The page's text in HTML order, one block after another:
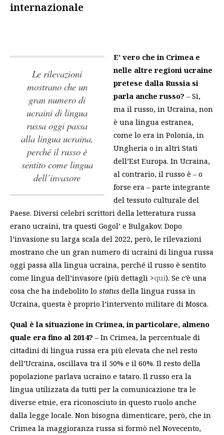
internazionale
le rilevazioni
mostrano che un
gran numero di
ucraini di lingua
russa oggi passa
alla lingua ucraina,
perché il russo è
sentito come lingua
dell’invasore
E’ vero che in Crimea e
nelle altre regioni ucraine
pretese dalla Russia si
parla anche russo? – Sì,
ma il russo, in Ucraina, non
è una lingua estranea,
come lo era in Polonia, in
Ungheria o in altri Stati
dell’Est Europa. In Ucraina,
al contrario, il russo è – o
forse era – parte integrante
del tessuto culturale del
Paese. Diversi celebri scrittori della letteratura russa
erano ucraini, tra questi Gogol’ e Bulgakov. Dopo
l’invasione su larga scala del 2022, però, le rilevazioni
mostrano che un gran numero di ucraini di lingua russa
oggi passa alla lingua ucraina, perché il russo è sentito
come lingua dell’invasore (più dettagli >qui). Se c’è una
cosa che ha indebolito lo status della lingua russa in
Ucraina, questa è proprio l’intervento militare di Mosca.
Qual è la situazione in Crimea, in particolare, almeno
quale era fino al 2014? – In Crimea, la percentuale di
cittadini di lingua russa era più elevata che nel resto
dell’Ucraina, oscillava tra il 50% e il 60%. Il resto della
popolazione parlava ucraino e tataro. Il russo era la
lingua utilizzata da tutti per la comunicazione tra le
diverse etnie, era riconosciuto in questo ruolo anche
dalla legge locale. Non bisogna dimenticare, però, che in
Crimea la maggioranza russa si formò nel Novecento,